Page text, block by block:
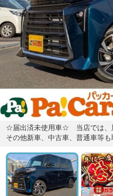
☆届出済未使用車☆ 当店では、
その他新車、中古車、普通車等